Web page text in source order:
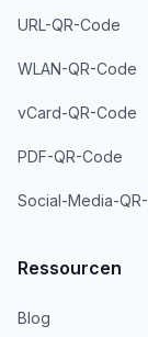
URL-QR-Code
WLAN-QR-Code
vCard-QR-Code
PDF-QR-Code
Social-Media-
Ressourcen
Blog